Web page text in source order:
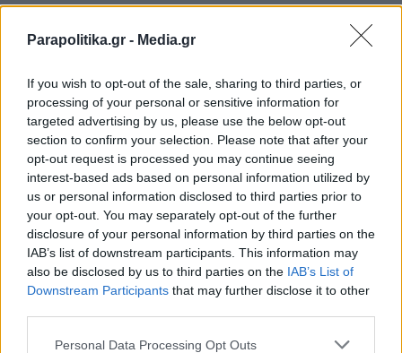
Parapolitika.gr - Media.gr
If you wish to opt-out of the sale, sharing to third parties, or
processing of your personal or sensitive information for
targeted advertising by us, please use the below opt-out
section to confirm your selection. Please note that after your
opt-out request is processed you may continue seeing
interest-based ads based on personal information utilized by
us or personal information disclosed to third parties prior to
your opt-out. You may separately opt-out of the further
disclosure of your personal information by third parties on the
IAB’s list of downstream participants. This information may
also be disclosed by us to third parties on the IAB’s List of
Downstream Participants that may further disclose it to other
Personal Data Processing Opt Outs
PARAPOLITIKA NEWSROOM
Γιώτα Τσιμπρικίδου: Η ειλικρινής
"Τώρα αγχώνομαι πιο πολύ" (Βίντεο)
Εγγραφή στο newsletter